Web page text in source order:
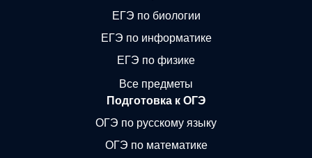
ЕГЭ по биологии
ЕГЭ по информатике
ЕГЭ по физике
Все предметы
Подготовка к ОГЭ
ОГЭ по русскому языку
ОГЭ по математике